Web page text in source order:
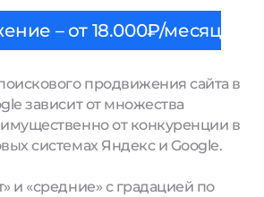
– от 18.000₽/месяц
продвижения сайта в
зависит от множества
от конкуренции в
системах Яндекс и Google.
и «средние» с градацией по